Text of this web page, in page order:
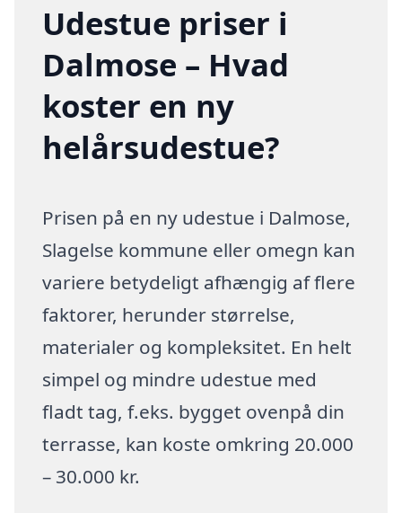
Udestue priser i
Dalmose – Hvad
koster en ny
helårsudestue?
Prisen på en ny udestue i Dalmose,
Slagelse kommune eller omegn kan
variere betydeligt afhængig af flere
faktorer, herunder størrelse,
materialer og kompleksitet. En helt
simpel og mindre udestue med
fladt tag, f.eks. bygget ovenpå din
terrasse, kan koste omkring 20.000
– 30.000 kr.